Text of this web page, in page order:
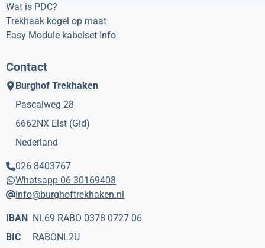
Wat is PDC?
Trekhaak kogel op maat
Easy Module kabelset Info
Contact
Burghof Trekhaken
Pascalweg 28
6662NX Elst (Gld)
Nederland
026 8403767
Whatsapp 06 30169408
info@burghoftrekhaken.nl
IBAN NL69 RABO 0378 0727 06
BIC
RABONL2U